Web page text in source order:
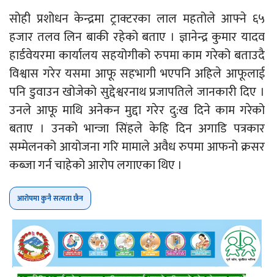
सोही प्रशोधन केन्द्रमा ट्राक्टरका लाल महतोले आफ्ने ६५
हजार तलव लिन बाकी रहेको बताए । ज्ञानेन्द्र कुमार यादव
हार्डवेयरमा कार्यालय सहयोगीको रुपमा काम गरेको बताउदै
विश्वास गरेर यसमा आफू सहभागी भएपनि अहिले आफूलाई
पनि डुवाउन खोजेको सुद्देश्वरनाथ प्रजापतिले जानकारी दिए ।
उनले आफू माथि अनेकन मुद्दा गरेर दु:ख दिने काम गरेको
बताए । उनको भान्जा सिंहले केहि दिन अगाडि पत्रकार
सम्मेलनको आयोजना गरि मामाले अवैध रुपमा आफनो क्रसर
कब्जा गर्न चाहेको आरोप लगाएका थिए ।
आरोपमा कुनै सत्यता छैन